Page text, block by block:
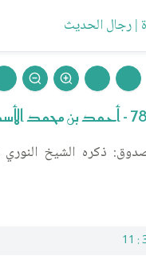
| رجال الحديث
الأسدي
ذكره الشيخ النوري